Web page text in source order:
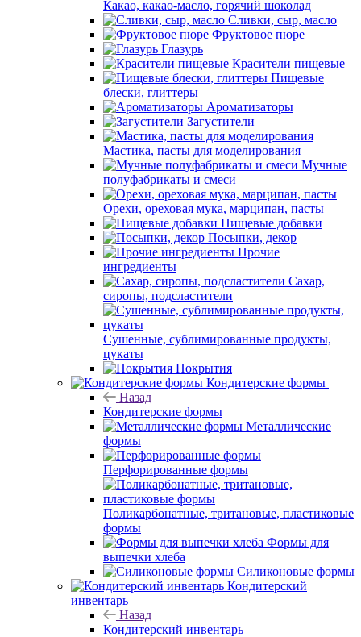
Какао, какао-масло, горячий шоколад
Сливки, сыр, масло
Фруктовое пюре
Глазурь
Красители пищевые
Пищевые
блески, глиттеры
Ароматизаторы
Загустители
Мастика, пасты для моделирования
Мучные
полуфабрикаты и смеси
Орехи, ореховая мука, марципан, пасты
Пищевые добавки
Посыпки, декор
Прочие
ингредиенты
Сахар,
сиропы, подсластители
Сушенные, сублимированные продукты,
цукаты
Покрытия
Кондитерские формы
Назад
Кондитерские формы
Металлические
формы
Перфорированные формы
Поликарбонатные, тритановые, пластиковые
формы
Формы для
выпечки хлеба
Силиконовые формы
Кондитерский
инвентарь
Назад
Кондитерский инвентарь